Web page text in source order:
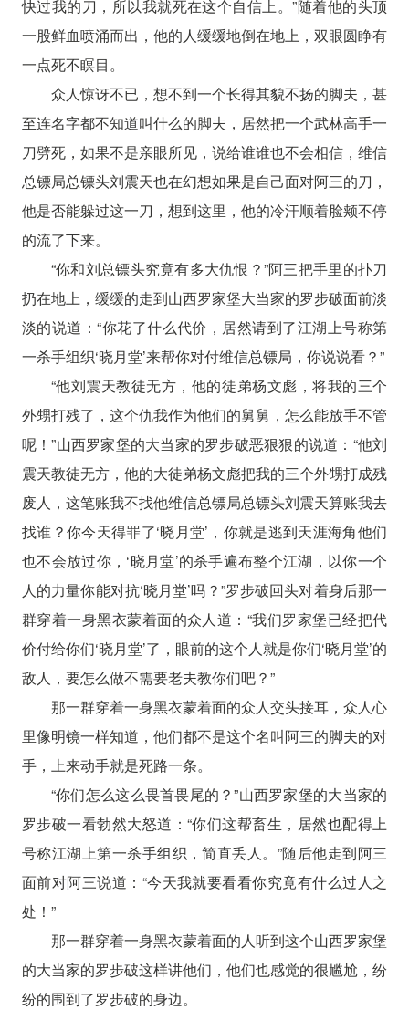
快过我的刀，所以我就死在这个自信上。”随着他的头顶
一股鲜血喷涌而出，他的人缓缓地倒在地上，双眼圆睁有
一点死不瞑目。
众人惊讶不已，想不到一个长得其貌不扬的脚夫，甚
至连名字都不知道叫什么的脚夫，居然把一个武林高手一
刀劈死，如果不是亲眼所见，说给谁谁也不会相信，维信
总镖局总镖头刘震天也在幻想如果是自己面对阿三的刀，
他是否能躲过这一刀，想到这里，他的冷汗顺着脸颊不停
的流了下来。
“你和刘总镖头究竟有多大仇恨？”阿三把手里的扑刀
扔在地上，缓缓的走到山西罗家堡大当家的罗步破面前淡
淡的说道：“你花了什么代价，居然请到了江湖上号称第
一杀手组织‘晓月堂’来帮你对付维信总镖局，你说说看？”
“他刘震天教徒无方，他的徒弟杨文彪，将我的三个
外甥打残了，这个仇我作为他们的舅舅，怎么能放手不管
呢！”山西罗家堡的大当家的罗步破恶狠狠的说道：“他刘
震天教徒无方，他的大徒弟杨文彪把我的三个外甥打成残
废人，这笔账我不找他维信总镖局总镖头刘震天算账我去
找谁？你今天得罪了‘晓月堂’，你就是逃到天涯海角他们
也不会放过你，‘晓月堂’的杀手遍布整个江湖，以你一个
人的力量你能对抗‘晓月堂’吗？”罗步破回头对着身后那一
群穿着一身黑衣蒙着面的众人道：“我们罗家堡已经把代
价付给你们‘晓月堂’了，眼前的这个人就是你们‘晓月堂’的
敌人，要怎么做不需要老夫教你们吧？”
那一群穿着一身黑衣蒙着面的众人交头接耳，众人心
里像明镜一样知道，他们都不是这个名叫阿三的脚夫的对
手，上来动手就是死路一条。
“你们怎么这么畏首畏尾的？”山西罗家堡的大当家的
罗步破一看勃然大怒道：“你们这帮畜生，居然也配得上
号称江湖上第一杀手组织，简直丢人。”随后他走到阿三
面前对阿三说道：“今天我就要看看你究竟有什么过人之
处！”
那一群穿着一身黑衣蒙着面的人听到这个山西罗家堡
的大当家的罗步破这样讲他们，他们也感觉的很尴尬，纷
纷的围到了罗步破的身边。